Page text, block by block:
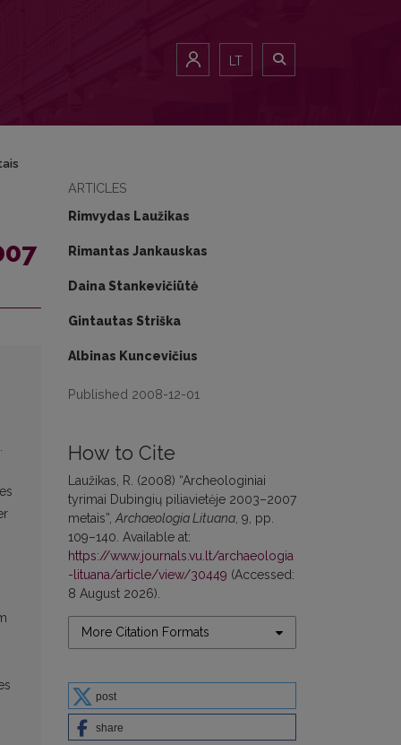
LT
ARTICLES
Rimvydas Laužikas
Rimantas Jankauskas
Daina Stankevičiūtė
Gintautas Striška
Albinas Kuncevičius
Published 2008-12-01
How to Cite
Laužikas, R. (2008) “Archeologiniai
tyrimai Dubingių piliavietėje 2003–2007
metais”, Archaeologia Lituana , 9, pp.
109–140. Available at:
https://www.journals.vu.lt/archaeologia
-lituana/article/view/30449 (Accessed:
8 August 2026).
More Citation Formats
post
share